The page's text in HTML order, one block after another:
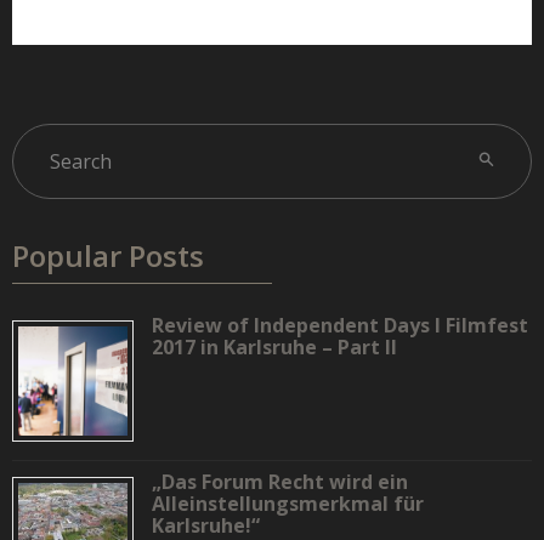
Popular Posts
Review of Independent Days I Filmfest
2017 in Karlsruhe – Part II
„Das Forum Recht wird ein
Alleinstellungsmerkmal für
Karlsruhe!“